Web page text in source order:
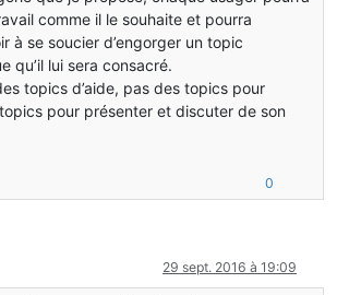
comme il le souhaite et pourra
à se soucier d’engorger un topic
qu’il lui sera consacré.
topics d’aide, pas des topics pour
pour présenter et discuter de son
0
29 sept. 2016 à 19:09